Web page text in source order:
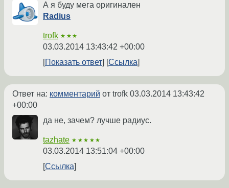
А я буду мега оригинален
Radius
trofk ★★★
03.03.2014 13:43:42 +00:00
Показать ответ
Ссылка
Ответ на: комментарий от trofk 03.03.2014 13:43:42
+00:00
да не, зачем? лучше радиус.
tazhate ★★★★★
03.03.2014 13:51:04 +00:00
Ссылка